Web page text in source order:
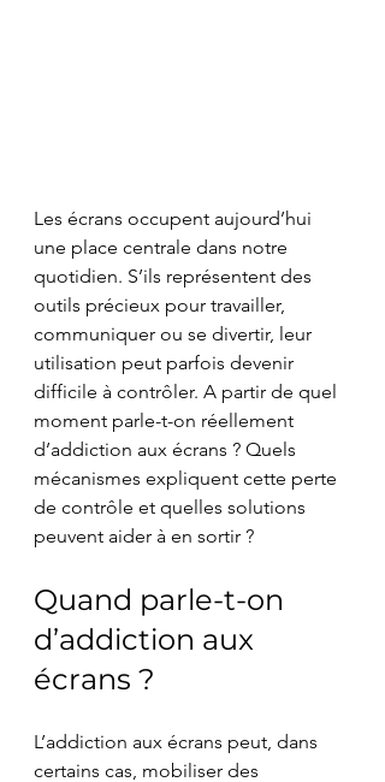
Les écrans occupent aujourd’hui
une place centrale dans notre
quotidien. S’ils représentent des
outils précieux pour travailler,
communiquer ou se divertir, leur
utilisation peut parfois devenir
difficile à contrôler. A partir de quel
moment parle-t-on réellement
d’addiction aux écrans ? Quels
mécanismes expliquent cette perte
de contrôle et quelles solutions
peuvent aider à en sortir ?
Quand parle-t-on
d’addiction aux
écrans ?
L’addiction aux écrans peut, dans
certains cas, mobiliser des